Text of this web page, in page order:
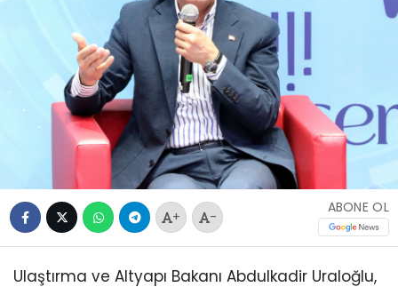
+ -
ABONE OL
Ulaştırma ve Altyapı Bakanı Abdulkadir Uraloğlu,